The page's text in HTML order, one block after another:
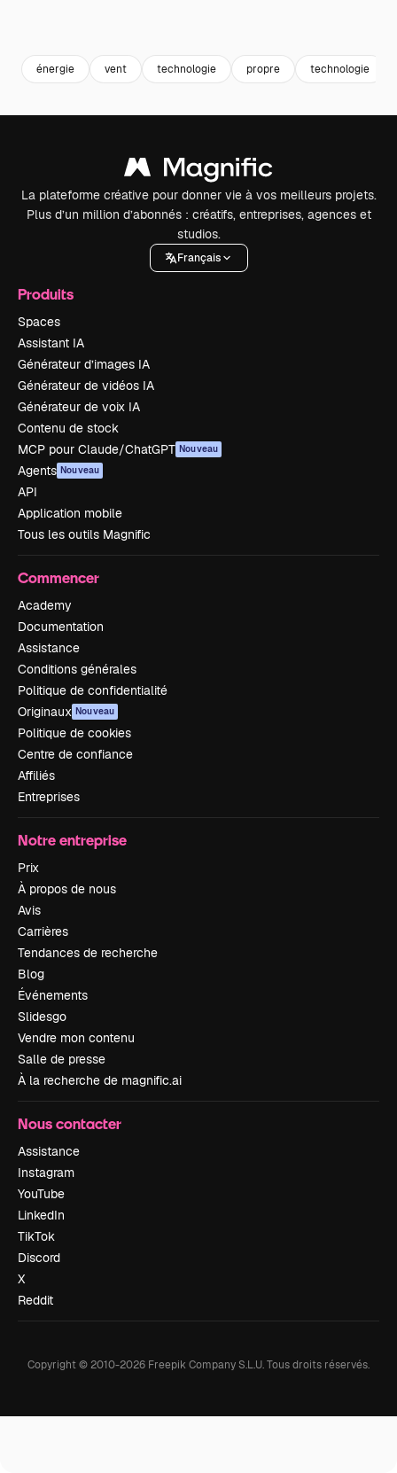
énergie vent technologie propre technologie
La plateforme créative pour donner vie à vos meilleurs projets.
Plus d’un million d’abonnés : créatifs, entreprises, agences et
studios.
Français
Produits
Spaces
Assistant IA
Générateur d’images IA
Générateur de vidéos IA
Générateur de voix IA
Contenu de stock
MCP pour Claude/ChatGPT Nouveau
Agents Nouveau
API
Application mobile
Tous les outils Magnific
Commencer
Academy
Documentation
Assistance
Conditions générales
Politique de confidentialité
Originaux Nouveau
Politique de cookies
Centre de confiance
Affiliés
Entreprises
Notre entreprise
Prix
À propos de nous
Avis
Carrières
Tendances de recherche
Blog
Événements
Slidesgo
Vendre mon contenu
Salle de presse
À la recherche de magnific.ai
Nous contacter
Assistance
Instagram
YouTube
LinkedIn
TikTok
Discord
X
Reddit
Copyright © 2010-2026 Freepik Company S.L.U.Tous droits réservés.